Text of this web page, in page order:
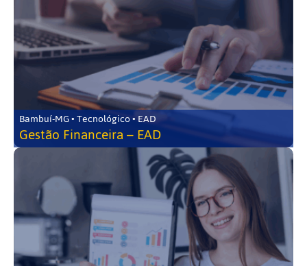
Bambuí-MG • Tecnológico • EAD
Gestão Financeira – EAD